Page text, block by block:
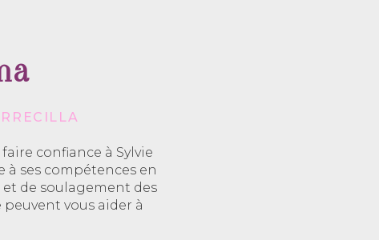
confiance à Sylvie
à ses compétences en
de soulagement des
vous aider à